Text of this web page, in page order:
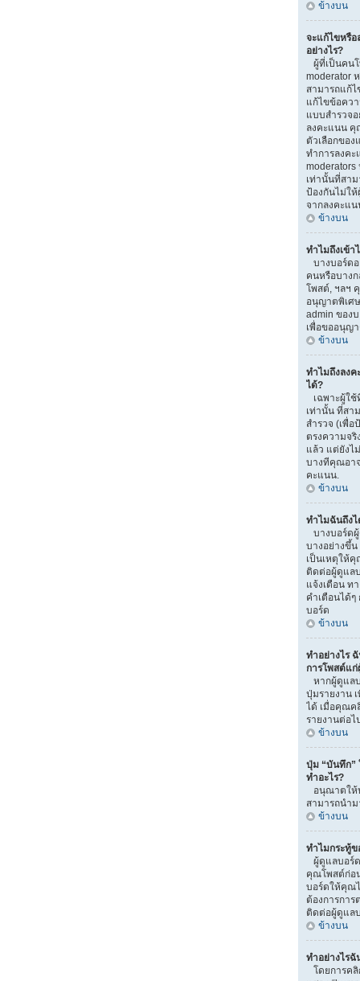
ข้างบน
จะแก้ไขหรื
อย่างไร?
ผู้ที่เป็นคน
moderator
สามารถแก้
แก้ไขข้อคว
แบบสำรวจ
ลงคะแนน คุ
ตัวเลือกขอ
ทำการลงคะ
moderators
เท่านั้นที่สา
ป้องกันไม่ให้
จากลงคะแ
ข้างบน
ทำไมถึงเข้า
บางบอร์ด
คนหรือบางก
โพสต์, ฯลฯ
อนุญาตพิเศ
admin ของ
เพื่อขออนุญ
ข้างบน
ทำไมถึงลง
ได้?
เฉพาะผู้ใ
เท่านั้น ที่สา
สำรวจ (เพื่
ตรงความจ
แล้ว แต่ยังไ
บางทีคุณอา
คะแนน.
ข้างบน
ทำไมฉันถึง
บางบอร์ด
บางอย่างขึ้
เป็นเหตุให้
ติดต่อผู้ดูแล
แจ้งเตือน ท
คำเตือนได้
บอร์ด
ข้างบน
ทำอย่างไร
การโพสต์แ
หากผู้ดูแล
ปุ่มรายงาน
ได้ เมื่อคุณค
รายงานต่อไ
ข้างบน
ปุ่ม “บันทึก”
ทำอะไร?
อนุณาตให้
สามารถนำ
ข้างบน
ทำไมกระทู้
ผู้ดูแลบอร์
คุณโพสต์ก่อ
บอร์ดให้คุณ
ต้องการกา
ติดต่อผู้ดูแล
ข้างบน
ทำอย่างไรฉั
โดยการคลิ